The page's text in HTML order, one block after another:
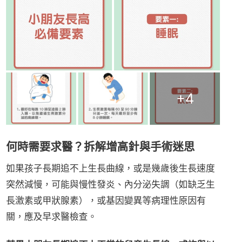
+4
何時需要求醫？拆解增高針與手術迷思
如果孩子長期追不上生長曲線，或是幾歲後生長速度
突然減慢，可能與慢性發炎、內分泌失調（如缺乏生
長激素或甲狀腺素），或基因變異等病理性原因有
關，應及早求醫檢查。